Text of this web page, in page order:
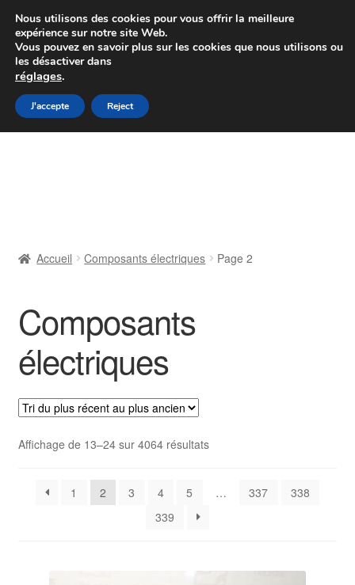
Colissimo livraison à partir de 7 EUR
Du lundi au vendredi de 9 h à 16 h
Aller
à
Aller
au
Livraison
Livraison internationale
Mon compte
Paiements
Panier
Politique de confidentialité
Accueil Composants électriques Page 2
Composants
électriques
Affichage de 13–24 sur 4064 résultatsTrié
récent
1 2 3 4 5 … 337
338
339
Nous utilisons des cookies pour vous offrir la meilleure
expérience sur notre site Web.
Vous pouvez en savoir plus sur les cookies que nous utilisons ou
les désactiver dans
réglages.
J'accepte Reject